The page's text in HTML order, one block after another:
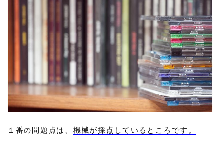
１番の問題点は、 機械が採点しているところです。